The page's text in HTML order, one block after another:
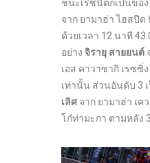
ชนะเรซนี้ตกเป็นขอ
จาก ยามาฮ่า ไฮสปี
ด้วยเวลา 12 นาที
อย่าง จิรายุ สายยนต์
เอส คาวาซากิ เรซซิ่
เท่านั้น ส่วนอันดับ 3
เลิศ จาก ยามาฮ่า เค
โก๋ท่ามะกา ตามหลัง